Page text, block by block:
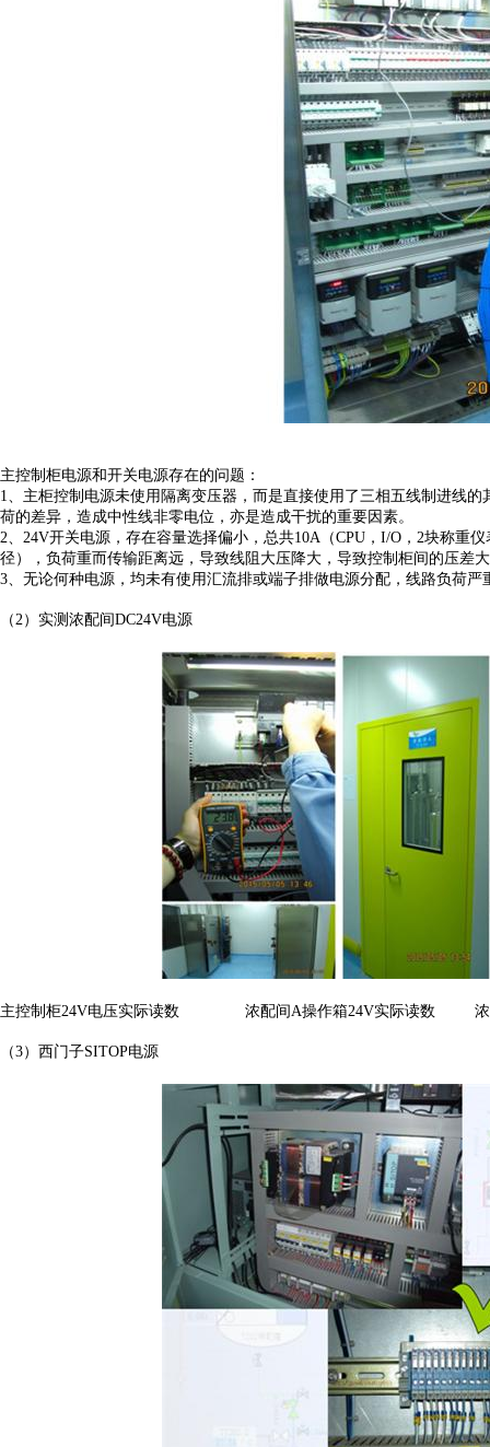
主控制柜电源和开关电源存在的问题：
1、主柜控制电源未使用隔离变压器，而是直接使用了三相五线制进线
荷的差异，造成中性线非零电位，亦是造成干扰的重要因素。
2、24V开关电源，存在容量选择偏小，总共10A（CPU，I/O，2块称重
径），负荷重而传输距离远，导致线阻大压降大，导致控制柜间的压差
3、无论何种电源，均未有使用汇流排或端子排做电源分配，线路负荷严
（2）实测浓配间DC24V电源
主控制柜24V电压实际读数 浓配间A操作箱24V实际读数 浓配
（3）西门子SITOP电源